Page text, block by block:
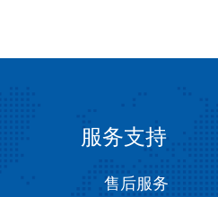
服务支持
售后服务